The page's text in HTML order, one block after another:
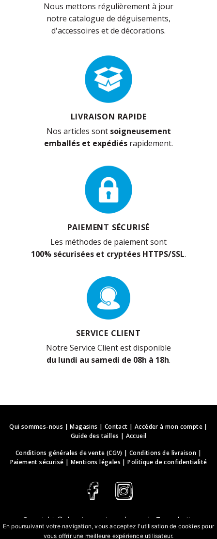
Nous mettons régulièrement à jour
notre catalogue de déguisements,
d'accessoires et de décorations.
LIVRAISON RAPIDE
Nos articles sont soigneusement
emballés et expédiés rapidement.
PAIEMENT SÉCURISÉ
Les méthodes de paiement sont
100% sécurisées et cryptées HTTPS/SSL.
SERVICE CLIENT
Notre Service Client est disponible
du lundi au samedi de 08h à 18h.
Qui sommes-nous |Magasins | Contact | Accéder à mon compte|
Guide des tailles | Accueil
Conditions générales de vente (CGV) |Conditions de livraison |
Paiement sécurisé | Mentions légales |Politique de confidentialité
Copyright © deguisements-cadeaux.ch
. Tous droits
réservés.
En poursuivant votre navigation, vous acceptez l'utilisation de cookies pour
vous offrir une meilleure expérience utilisateur.